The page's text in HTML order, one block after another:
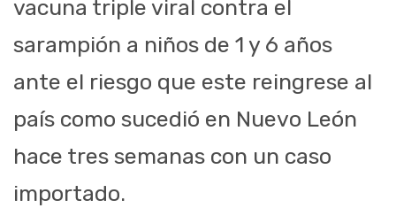
vacuna triple viral contra el
sarampión a niños de 1 y 6 años
ante el riesgo que este reingrese al
país como sucedió en Nuevo León
hace tres semanas con un caso
importado.